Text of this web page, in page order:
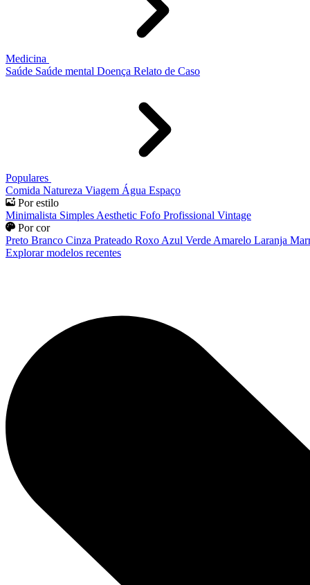
Medicina
Saúde Saúde mental Doença Relato de Caso
Populares
Comida Natureza Viagem Água Espaço
Por estilo
Minimalista Simples Aesthetic Fofo Profissional Vintage
Por cor
Preto Branco Cinza Prateado Roxo Azul Verde Amarelo Laranja
Explorar modelos recentes